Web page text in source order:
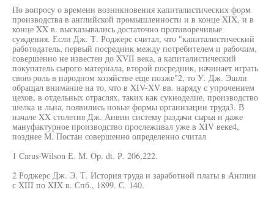
По вопросу о времени возникновения капиталистических форм
производства в английской промышленности и в конце XIX, и в
конце XX в. высказывались достаточно противоречивые
суждения. Если Дж. Т. Роджерс считал, что "капиталистический
работодатель, первый посредник между потребителем и рабочим,
совершенно не известен до XVII века, а капиталистический
покупатель сырого материала, второй посредник, начинает играть
свою роль в народном хозяйстве еще позже"2, то У. Дж. Эшли
обращал внимание на то, что в XIV-XV вв. наряду с упрочением
цехов, в отдельных отраслях, таких как сукноделие, производство
шелка и льна, появились новые формы организации труда3. В
начале XX столетия Дж. Анвин систему раздачи сырья и даже
мануфактурное производство прослеживал уже в XIV веке4,
позднее М. Постан совершенно определенно считал
1 Carus-Wilson Е. М. Op. dt. Р. 206,222.
2 Роджерс Дж. Э. Т. История труда и заработной платы в Англии
с XIII по XIX в. Спб., 1899. С. 140.